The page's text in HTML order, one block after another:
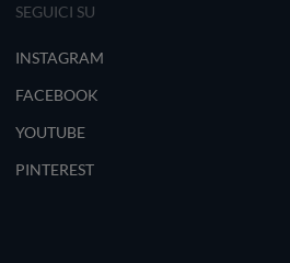
SEGUICI SU
INSTAGRAM
FACEBOOK
YOUTUBE
PINTEREST